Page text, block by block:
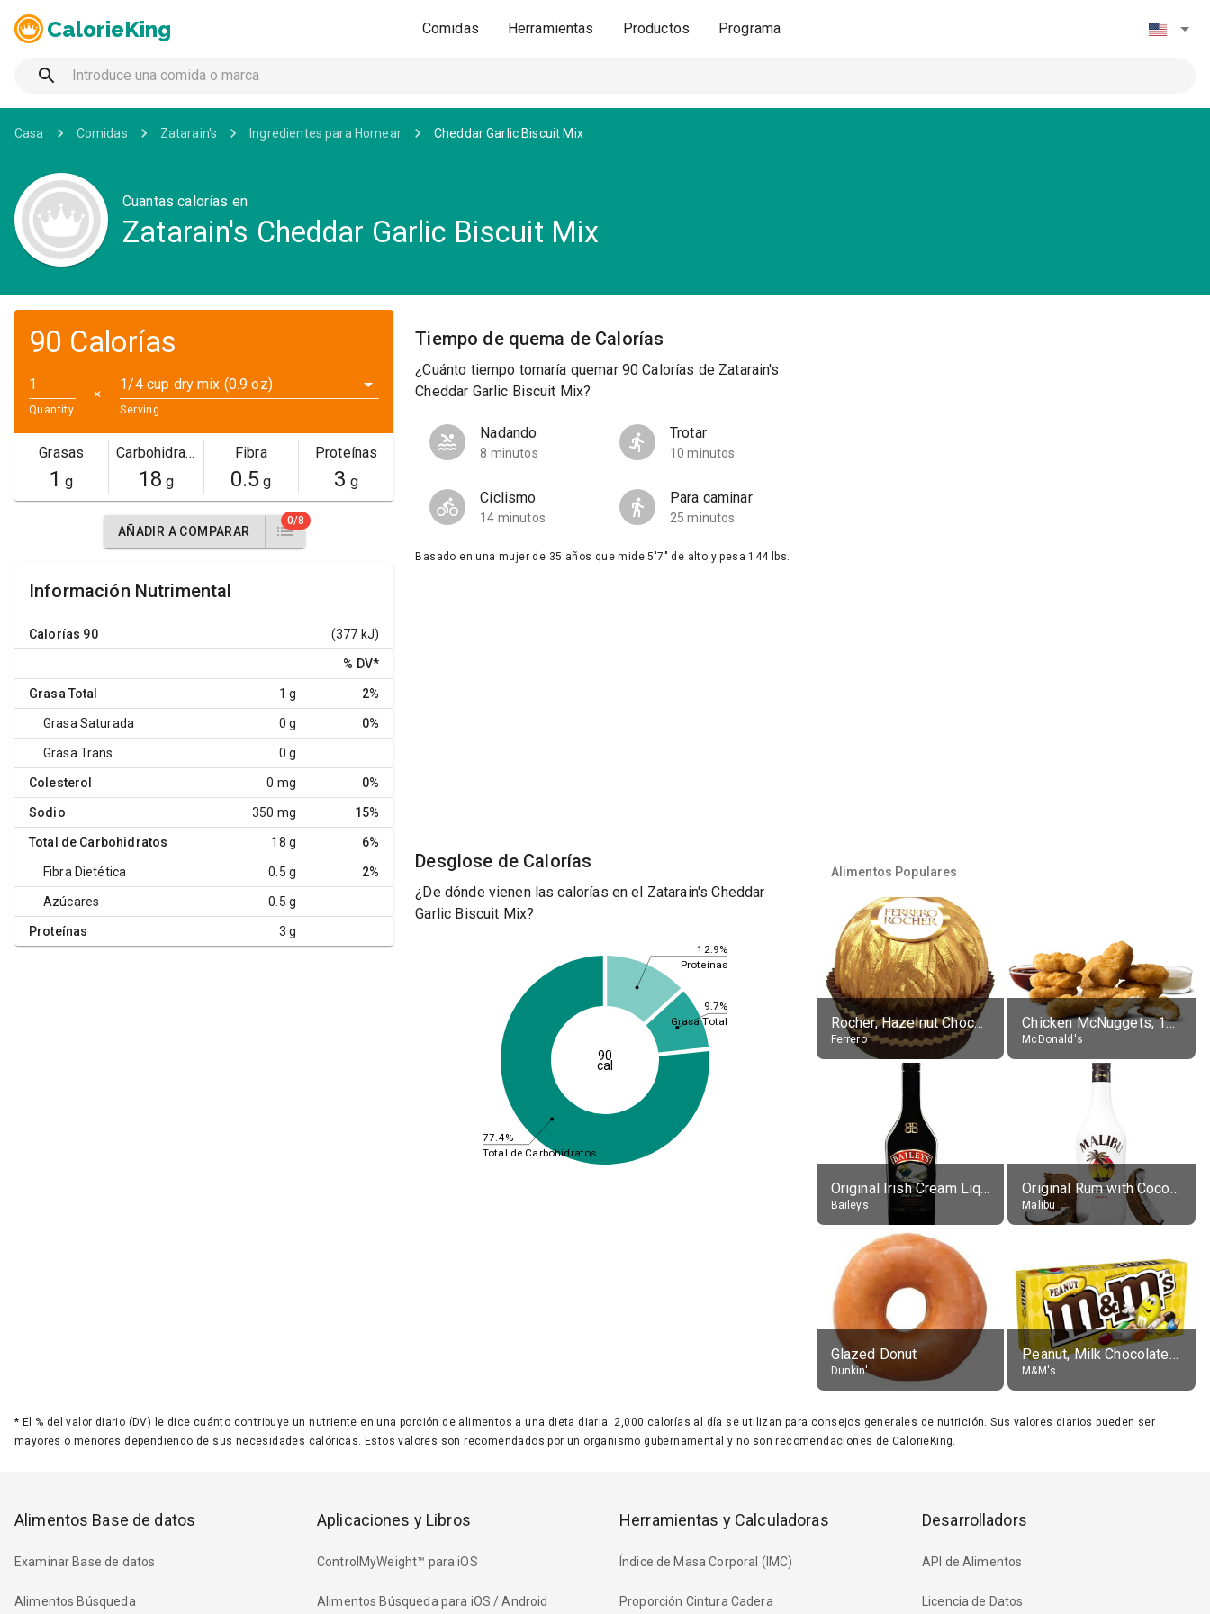
CalorieKing Comidas Herramientas Productos Programa
Casa Comidas Zatarain's Ingredientes para Hornear Cheddar Garlic Biscuit Mix
Cuantas calorías en
Zatarain's Cheddar Garlic Biscuit Mix
90 Calorías
Quantity
✕
1/4 cup dry mix (0.9 oz)
Serving
Grasas
1 g
Carbohidratos
18 g
Fibra
0.5 g
Proteínas
3 g
AÑADIR A COMPARAR
0/8
Información Nutrimental
Calorías 90 (377 kJ)
% DV*
Grasa Total 1 g 2%
Grasa Saturada 0 g 0%
Grasa Trans 0 g
Colesterol 0 mg 0%
Sodio 350 mg 15%
Total de Carbohidratos 18 g 6%
Fibra Dietética 0.5 g 2%
Azúcares 0.5 g
Proteínas 3 g
Tiempo de quema de Calorías
¿Cuánto tiempo tomaría quemar 90 Calorías de Zatarain's
Cheddar Garlic Biscuit Mix?
Nadando
8 minutos
Trotar
10 minutos
Ciclismo
14 minutos
Para caminar
25 minutos
Basado en una mujer de 35 años que mide 5'7" de alto y pesa 144 lbs.
Desglose de Calorías
¿De dónde vienen las calorías en el Zatarain's Cheddar
Garlic Biscuit Mix?
12.9%
9.7%
77.4%
Proteínas
Grasa Total
Total de Carbohidratos
90
cal
Alimentos Populares
Rocher, Hazelnut Chocolate Ball
Ferrero
Chicken McNuggets, 10 pieces, without sauce
McDonald's
Original Irish Cream Liqueur (17% alc.)
Baileys
Original Rum with Coconut Flavour (21% alc.)
Malibu
Glazed Donut
Dunkin'
Peanut, Milk Chocolate Candies
M&M's
* El % del valor diario (DV) le dice cuánto contribuye un nutriente en una porción de alimentos a una dieta diaria. 2,000 calorías al día se utilizan para consejos generales de nutrición. Sus valores diarios pueden ser
mayores o menores dependiendo de sus necesidades calóricas. Estos valores son recomendados por un organismo gubernamental y no son recomendaciones de CalorieKing.
Alimentos Base de datos
Examinar Base de datos
Alimentos Búsqueda
Aplicaciones y Libros
ControlMyWeight™ para iOS
Alimentos Búsqueda para iOS / Android
Herramientas y Calculadoras
Índice de Masa Corporal (IMC)
Proporción Cintura Cadera
Desarrolladors
API de Alimentos
Licencia de Datos